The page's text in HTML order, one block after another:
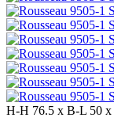
H-H 76.5 x B-L 50 x